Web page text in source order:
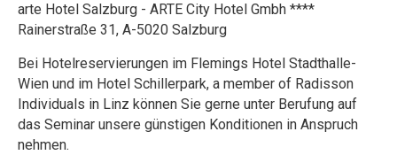
arte Hotel Salzburg - ARTE City Hotel Gmbh ****
Rainerstraße 31, A-5020 Salzburg
Bei Hotelreservierungen im Flemings Hotel Stadthalle-
Wien und im Hotel Schillerpark, a member of Radisson
Individuals in Linz können Sie gerne unter Berufung auf
das Seminar unsere günstigen Konditionen in Anspruch
nehmen.